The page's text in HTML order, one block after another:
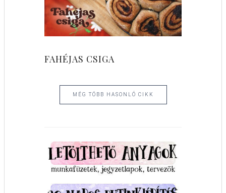
FAHÉJAS CSIGA
MÉG TÖBB HASONLÓ CIKK